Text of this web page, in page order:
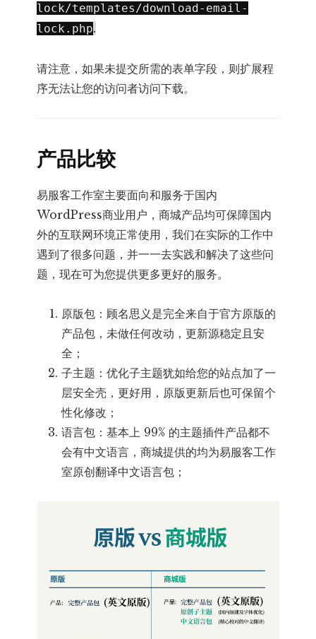
lock/templates/download-email-
lock.php.
请注意，如果未提交所需的表单字段，则扩展程
序无法让您的访问者访问下载。
产品比较
易服客工作室主要面向和服务于国内
WordPress商业用户，商城产品均可保障国内
外的互联网环境正常使用，我们在实际的工作中
遇到了很多问题，并一一去实践和解决了这些问
题，现在可为您提供更多更好的服务。
原版包：顾名思义是完全来自于官方原版的
产品包，未做任何改动，更新源稳定且安
全；
子主题：优化子主题犹如给您的站点加了一
层安全壳，更好用，原版更新后也可保留个
性化修改；
语言包：基本上 99% 的主题插件产品都不
会有中文语言，商城提供的均为易服客工作
室原创翻译中文语言包；